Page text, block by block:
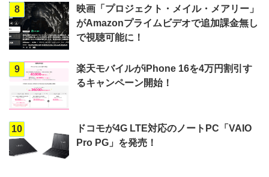
8
映画「プロジェクト・メイル・メアリー」
がAmazonプライムビデオで追加課金無し
で視聴可能に！
9
楽天モバイルがiPhone 16を4万円割引す
るキャンペーン開始！
10
ドコモが4G LTE対応のノートPC「VAIO
Pro PG」を発売！